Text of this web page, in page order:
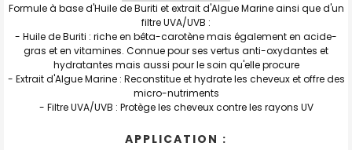
Formule à base d'Huile de Buriti et extrait d'Algue Marine ainsi que d'un
filtre UVA/UVB :
- Huile de Buriti : riche en bêta-carotène mais également en acide-
gras et en vitamines. Connue pour ses vertus anti-oxydantes et
hydratantes mais aussi pour le soin qu'elle procure
- Extrait d'Algue Marine : Reconstitue et hydrate les cheveux et offre des
micro-nutriments
- Filtre UVA/UVB : Protège les cheveux contre les rayons UV
APPLICATION :